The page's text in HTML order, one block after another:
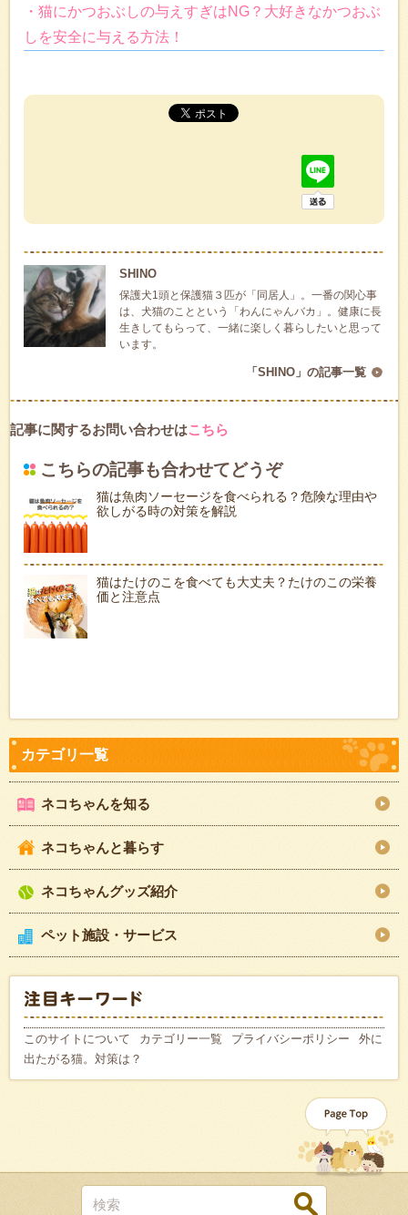
・猫にかつおぶしの与えすぎはNG？大好きなかつおぶ
しを安全に与える方法！
SHINO
保護犬1頭と保護猫３匹が「同居人」。一番の関心事
は、犬猫のことという「わんにゃんバカ」。健康に長
生きしてもらって、一緒に楽しく暮らしたいと思って
います。
「SHINO」の記事一覧
記事に関するお問い合わせはこちら
こちらの記事も合わせてどうぞ
猫は魚肉ソーセージを食べられる？危険な理由や
欲しがる時の対策を解説
猫はたけのこを食べても大丈夫？たけのこの栄養
価と注意点
ネコちゃんを知る
ネコちゃんと暮らす
ネコちゃんグッズ紹介
ペット施設・サービス
このサイトについて カテゴリー一覧 プライバシーポリシー
外に
出たがる猫。対策は？